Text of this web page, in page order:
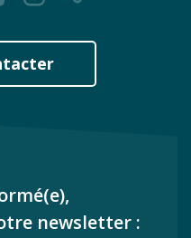
newsletter :